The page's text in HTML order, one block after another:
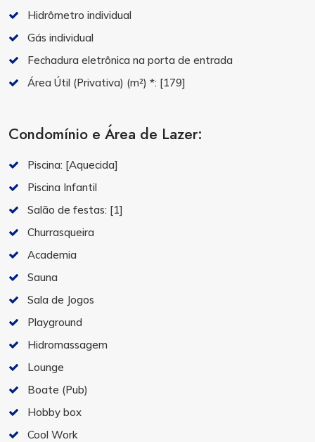
Hidrômetro individual
Gás individual
Fechadura eletrônica na porta de entrada
Área Útil (Privativa) (m²) *: [179]
Condomínio e Área de Lazer:
Piscina: [Aquecida]
Piscina Infantil
Salão de festas: [1]
Churrasqueira
Academia
Sauna
Sala de Jogos
Playground
Hidromassagem
Lounge
Boate (Pub)
Hobby box
Cool Work